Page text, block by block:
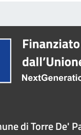
di Torre De'